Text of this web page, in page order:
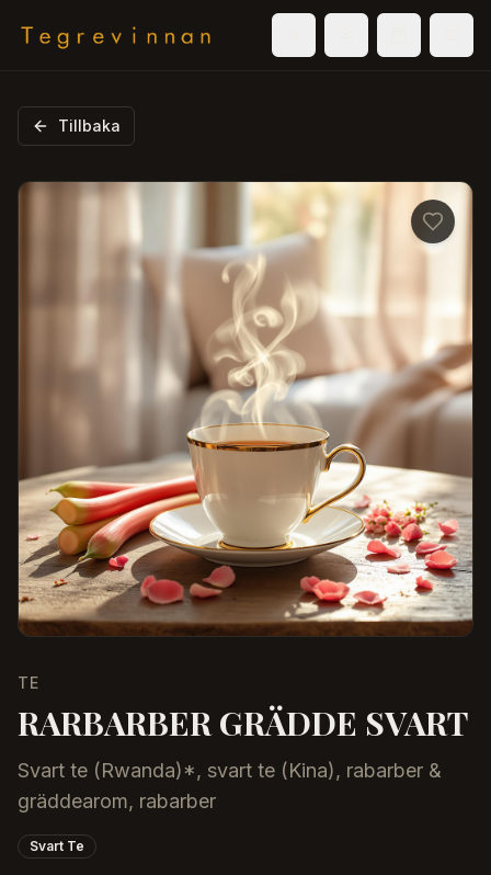
Tillbaka
TE
RARBARBER GRÄDDE SVART
Svart te (Rwanda)*, svart te (Kina), rabarber &
gräddearom, rabarber
Svart Te